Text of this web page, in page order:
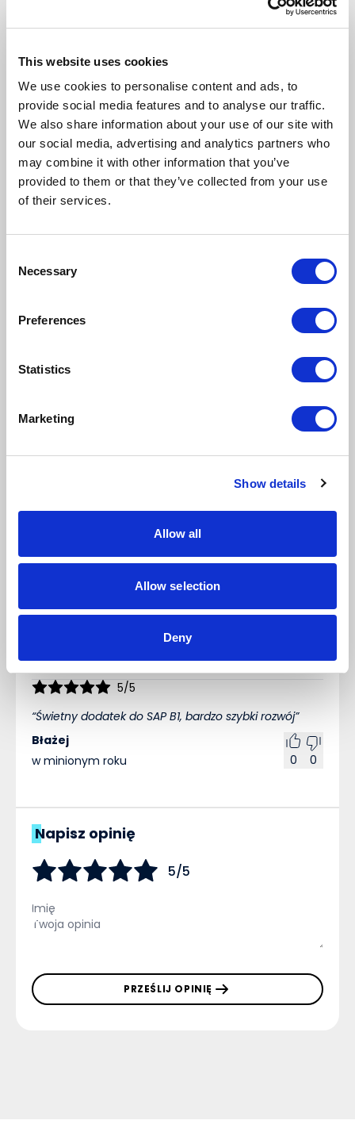
This website uses cookies
We use cookies to personalise content and ads, to
provide social media features and to analyse our traffic.
We also share information about your use of our site with
our social media, advertising and analytics partners who
may combine it with other information that you’ve
provided to them or that they’ve collected from your use
of their services.
Selection
Necessary
Preferences
Statistics
Marketing
Show details
Allow all
Allow selection
Deny
Wydarzenia związane z
CompuTec ProcessForce
5/5
Pracujemy z CT od ponad 5 lat, gdyby nie
nie ma lepszego dodatku dla firmy produkcyjnej
w minionym roku
0
0
5/5
Świetny dodatek do SAP B1, bardzo szybki rozwój
Błażej
w minionym roku
0 0
Napisz opinię
5/5
PRZEŚLIJ OPINIĘ